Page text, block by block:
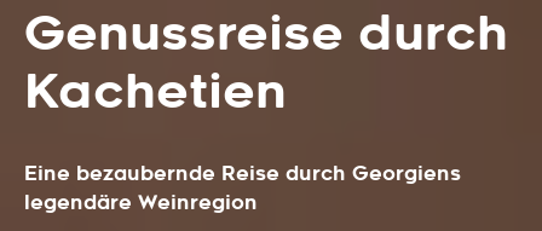
Genussreise durch
Kachetien
Eine bezaubernde Reise durch Georgiens
legendäre Weinregion